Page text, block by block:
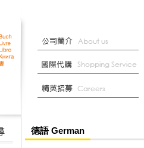
德語 German